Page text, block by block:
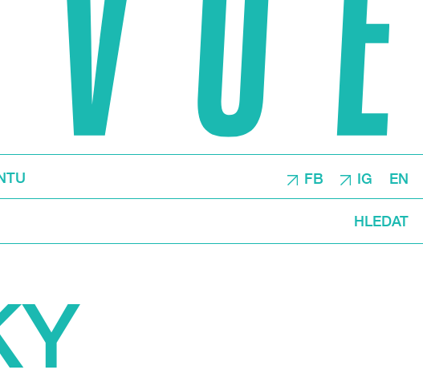
FB IG EN
HLEDAT